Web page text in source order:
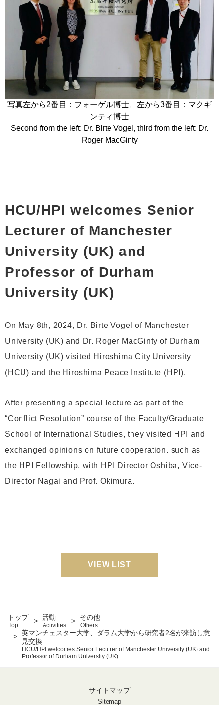
写真左から2番目：フォーゲル博士、左から3番目：マクギ
ンティ博士
Second from the left: Dr. Birte Vogel, third from the left: Dr.
Roger MacGinty
HCU/HPI welcomes Senior
Lecturer of Manchester
University (UK) and
Professor of Durham
University (UK)
On May 8th, 2024, Dr. Birte Vogel of Manchester
University (UK) and Dr. Roger MacGinty of Durham
University (UK) visited Hiroshima City University
(HCU) and the Hiroshima Peace Institute (HPI).
After presenting a special lecture as part of the
“Conflict Resolution” course of the Faculty/Graduate
School of International Studies, they visited HPI and
exchanged opinions on future cooperation, such as
the HPI Fellowship, with HPI Director Oshiba, Vice-
Director Nagai and Prof. Okimura.
VIEW LIST
トップ
Top
活動
Activities
その他
Others
英マンチェスター大学、ダラム大学から研究者2名が来訪し意
見交換
HCU/HPI welcomes Senior Lecturer of Manchester University (UK) and
Professor of Durham University (UK)
サイトマップ
Sitemap